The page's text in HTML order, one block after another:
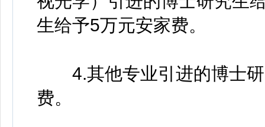
生给予5万元安家费。
4.其他专业引进的博士研
费。